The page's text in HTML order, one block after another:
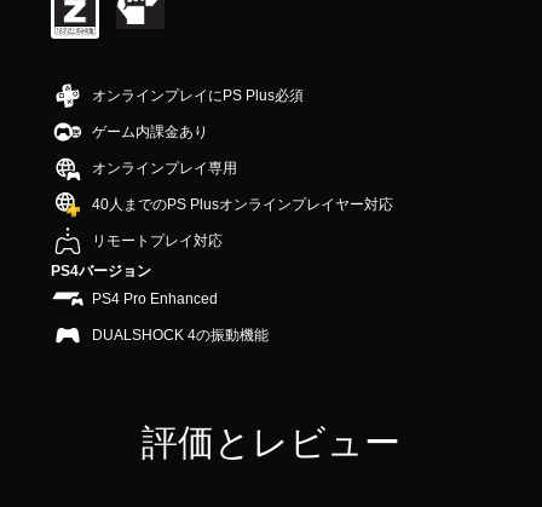
オンラインプレイにPS Plus必須
ゲーム内課金あり
オンラインプレイ専用
40人までのPS Plusオンラインプレイヤー対応
リモートプレイ対応
PS4バージョン
PS4 Pro Enhanced
DUALSHOCK 4の振動機能
評価とレビュー